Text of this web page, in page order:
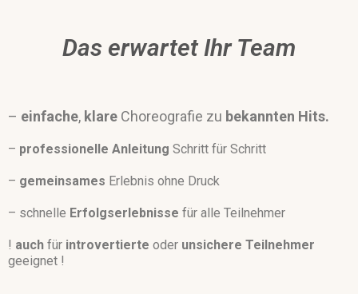
Das erwartet Ihr Team
– einfache, klare Choreografie zu bekannten Hits.
– professionelle Anleitung Schritt für Schritt
– gemeinsames Erlebnis ohne Druck
– schnelle Erfolgserlebnisse für alle Teilnehmer
! auch für introvertierte oder unsichere Teilnehmer
geeignet !